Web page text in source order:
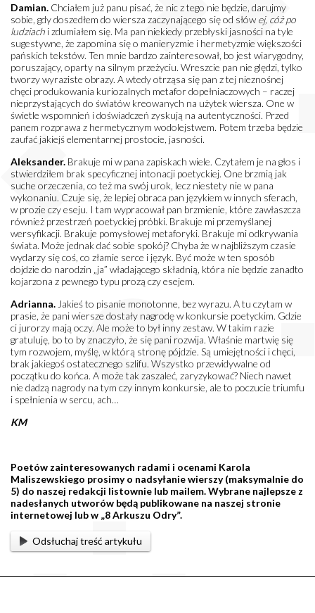
Damian. Chciałem już panu pisać, że nic z tego nie będzie, darujmy
sobie, gdy doszedłem do wiersza zaczynającego się od słów ej, cóż po
ludziach i zdumiałem się. Ma pan niekiedy przebłyski jasności na tyle
sugestywne, że zapomina się o manieryzmie i hermetyzmie większości
pańskich tekstów. Ten mnie bardzo zainteresował, bo jest wiarygodny,
poruszający, oparty na silnym przeżyciu. Wreszcie pan nie ględzi, tylko
tworzy wyraziste obrazy. A wtedy otrząsa się pan z tej nieznośnej
chęci produkowania kuriozalnych metafor dopełniaczowych – raczej
nieprzystających do światów kreowanych na użytek wiersza. One w
świetle wspomnień i doświadczeń zyskują na autentyczności. Przed
panem rozprawa z hermetycznym wodolejstwem. Potem trzeba będzie
zaufać jakiejś elementarnej prostocie, jasności.
Aleksander. Brakuje mi w pana zapiskach wiele. Czytałem je na głos i
stwierdziłem brak specyficznej intonacji poetyckiej. One brzmią jak
suche orzeczenia, co też ma swój urok, lecz niestety nie w pana
wykonaniu. Czuje się, że lepiej obraca pan językiem w innych sferach,
w prozie czy eseju. I tam wypracował pan brzmienie, które zawłaszcza
również przestrzeń poetyckiej próbki. Brakuje mi przemyślanej
wersyfikacji. Brakuje pomysłowej metaforyki. Brakuje mi odkrywania
świata. Może jednak dać sobie spokój? Chyba że w najbliższym czasie
wydarzy się coś, co złamie serce i język. Być może w ten sposób
dojdzie do narodzin „ja” władającego składnią, która nie będzie zanadto
kojarzona z pewnego typu prozą czy esejem.
Adrianna. Jakieś to pisanie monotonne, bez wyrazu. A tu czytam w
prasie, że pani wiersze dostały nagrodę w konkursie poetyckim. Gdzie
ci jurorzy mają oczy. Ale może to był inny zestaw. W takim razie
gratuluję, bo to by znaczyło, że się pani rozwija. Właśnie martwię się
tym rozwojem, myślę, w którą stronę pójdzie. Są umiejętności i chęci,
brak jakiegoś ostatecznego szlifu. Wszystko przewidywalne od
początku do końca. A może tak zaszaleć, zaryzykować? Niech nawet
nie dadzą nagrody na tym czy innym konkursie, ale to poczucie triumfu
i spełnienia w sercu, ach…
KM
Poetów zainteresowanych radami i ocenami Karola
Maliszewskiego prosimy o nadsyłanie wierszy (maksymalnie do
5) do naszej redakcji listownie lub mailem. Wybrane najlepsze z
nadesłanych utworów będą publikowane na naszej stronie
internetowej lub w „8 Arkuszu Odry”.
Odsłuchaj treść artykułu